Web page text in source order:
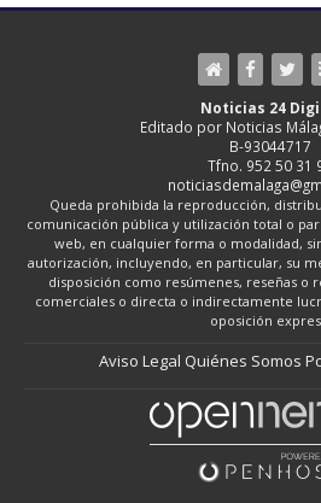
Noticias 24
Editado por Noticias
B-93044717
Tfno. 952 50 31
Queda prohibida la reproducción,
comunicación pública y utilización total o
web, en cualquier forma o modalidad,
autorización, incluyendo, en particular, su
disposición como resúmenes, reseñas o
comerciales o directa o indirectamente
oposición
Aviso Legal Quiénes Somos